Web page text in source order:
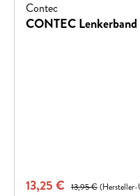
Contec
CONTEC
Verkaufspreis:
13,25 € Regulärer Preis:
13,95 €